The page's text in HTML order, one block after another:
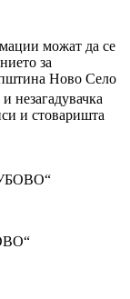
можат да се
за
Ново Село
незагадувачка
и стоваришта